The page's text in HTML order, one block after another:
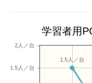
学習者用
1.5人／台
2人／台
1.5人／台